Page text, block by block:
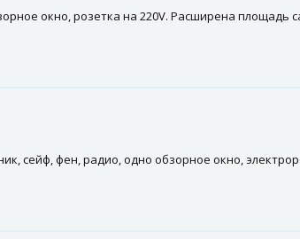
окно, розетка на 220V. Расширена площадь
сейф, фен, радио, одно обзорное окно,